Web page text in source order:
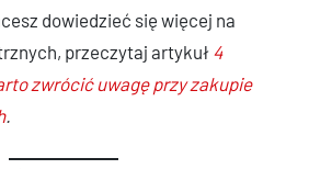
dowiedzieć się więcej na
przeczytaj artykuł 4
zwrócić uwagę przy zakupie
.